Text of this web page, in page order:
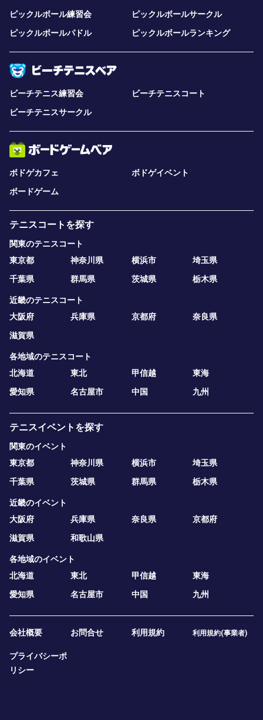
ピックルボール練習会
ピックルボールサークル
ピックルボールパドル
ピックルボールランキング
ビーチテニス練習会
ビーチテニスコート
ビーチテニスサークル
ボドゲカフェ
ボドゲイベント
ボードゲーム
テニスコートを探す
関東のテニスコート
東京都
神奈川県 横浜市
埼玉県
千葉県
群馬県 茨城県 栃木県
近畿のテニスコート
大阪府
兵庫県 京都府
奈良県
滋賀県
各地域のテニスコート
北海道
東北 甲信越
東海
愛知県
名古屋市 中国 九州
テニスイベントを探す
関東のイベント
東京都
神奈川県 横浜市
埼玉県
千葉県
茨城県 群馬県 栃木県
近畿のイベント
大阪府
兵庫県 奈良県
京都府
滋賀県
和歌山県
各地域のイベント
北海道
東北 甲信越
東海
愛知県
名古屋市 中国 九州
会社概要 お問合せ 利用規約 利用規約(事業者)
プライバシーポ
リシー